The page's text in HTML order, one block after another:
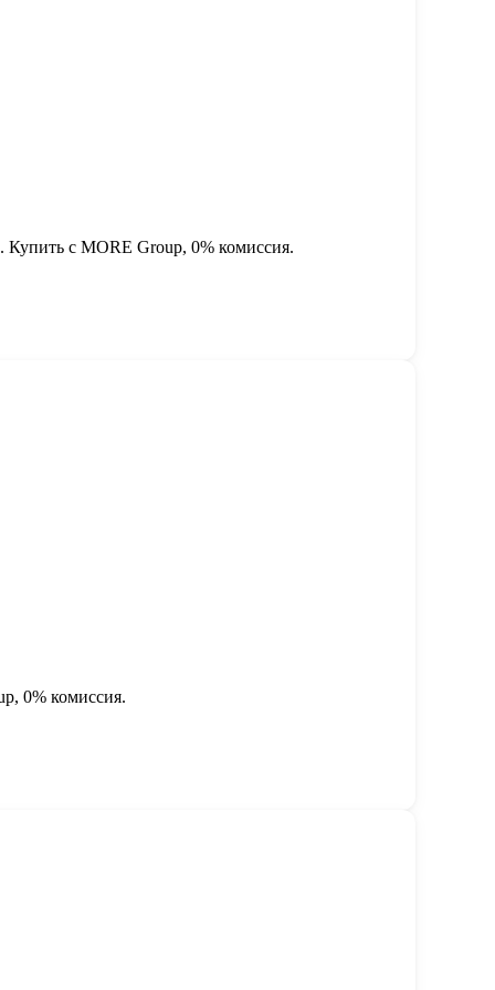
с MORE Group, 0% комиссия.
0% комиссия.